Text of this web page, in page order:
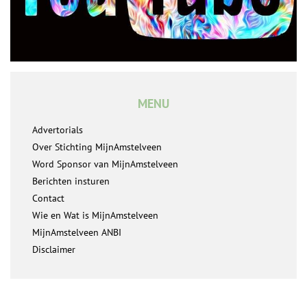
MENU
Advertorials
Over Stichting MijnAmstelveen
Word Sponsor van MijnAmstelveen
Berichten insturen
Contact
Wie en Wat is MijnAmstelveen
MijnAmstelveen ANBI
Disclaimer